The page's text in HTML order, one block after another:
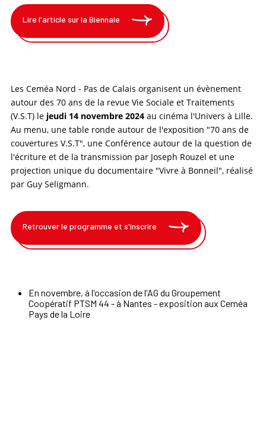
Lire l'article sur la Biennale
Les Ceméa Nord - Pas de Calais organisent un évènement
autour des 70 ans de la revue Vie Sociale et Traitements
(V.S.T) le jeudi 14 novembre 2024 au cinéma l'Univers à Lille.
Au menu, une table ronde autour de l'exposition "70 ans de
couvertures V.S.T", une Conférence autour de la question de
l'écriture et de la transmission par Joseph Rouzel et une
projection unique du documentaire "Vivre à Bonneil", réalisé
par Guy Seligmann.
Retrouver le programme et s'inscrire
En novembre, à l'occasion de l'AG du Groupement
Coopératif PTSM 44 - à Nantes - exposition aux Ceméa
Pays de la Loire